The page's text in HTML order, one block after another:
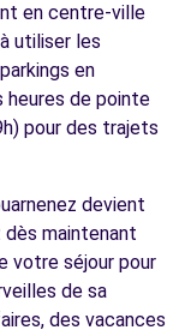
en centre-ville
utiliser les
en
heures de pointe
pour des trajets
devient
dès maintenant
votre séjour pour
de sa
des vacances